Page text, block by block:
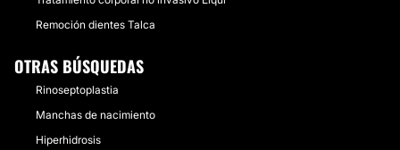
Remoción dientes Talca
OTRAS BÚSQUEDAS
Rinoseptoplastia
Manchas de nacimiento
Hiperhidrosis